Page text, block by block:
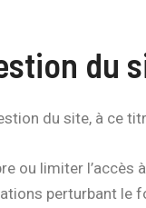
du
du site, à ce
ou limiter l’accès
perturbant le